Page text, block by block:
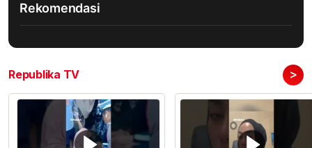
Rekomendasi
Republika TV >